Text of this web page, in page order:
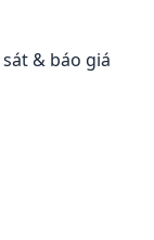
& báo giá